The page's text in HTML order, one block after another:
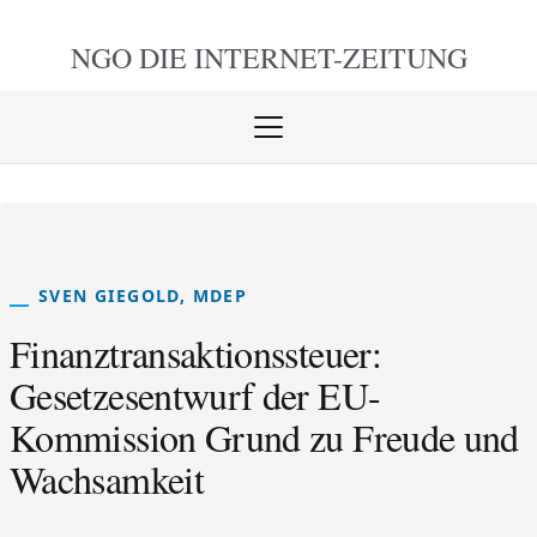
NGO DIE INTERNET-ZEITUNG
Menü
SVEN GIEGOLD, MDEP
Finanztransaktionssteuer:
Gesetzesentwurf der EU-
Kommission Grund zu Freude und
Wachsamkeit